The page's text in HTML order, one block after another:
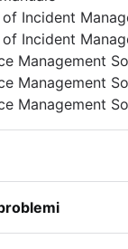
e privato a
Incident
Incident
Management
Management
Management